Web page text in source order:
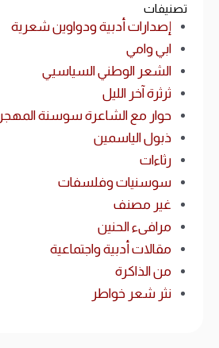
تصنيفات
إصدارات أدبية ودواوين شعرية
ابي وامي
الشعر الوطني السياسيي
ثرثرة آخر الليل
حوار مع الشاعرة سوسنة المهجر
ذبول الياسمين
رثاءات
سوسنيات وفلسفات
غير مصنف
مرافىء الحنين
مقالات أدبية واجتماعية
من الذاكرة
نثر شعر خواطر